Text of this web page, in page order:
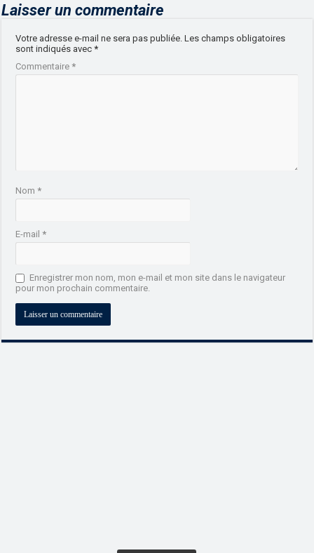
Laisser un commentaire
Votre adresse e-mail ne sera pas publiée. Les champs obligatoires
sont indiqués avec*
Commentaire*
Nom*
E-mail*
Enregistrer mon nom, mon e-mail et mon site dans le navigateur
pour mon prochain commentaire.